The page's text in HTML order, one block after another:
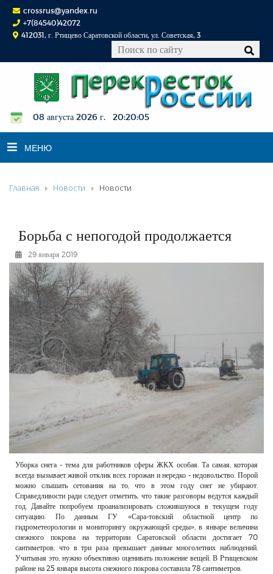
crossrus@yandex.ru
+7(84540)42072
412031, г. Ртищево Саратовской области, ул. Советская, 3
08 августа 2026 г. 20:20:06
МЕНЮ
НОВОСТИ
К СВЕДЕНИЮ
КОНКУРСЫ
ФОТОРЕПОРТАЖИ
РЕКЛАМОДАТЕЛЯМ
ОБЪЯВЛЕНИЯ
КОНТАКТЫ
Главная Новости Новости
Борьба с непогодой продолжается
29 января 2019
Уборка снега - тема для работников сферы ЖКХ особая. Та самая, которая
всегда вызывает живой отклик всех горожан и нередко - недовольство. Порой
можно слышать сетования на то, что в этом году снег не убирают.
Справедливости ради следует отметить, что такие разговоры ведутся каждый
год. Давайте попробуем проанализировать сложившуюся в текущем году
ситуацию. По данным ГУ «Сара-товский областной центр по
гидрометеорологии и мониторингу окружающей среды», в январе величина
снежного покрова на территории Саратовской области достигает 70
сантиметров, что в три раза превышает данные многолетних наблюдений.
Учитывая это, нужно объективно оценивать положение вещей. В Ртищевском
районе на 25 января высота снежного покрова составила 78 сантиметров.